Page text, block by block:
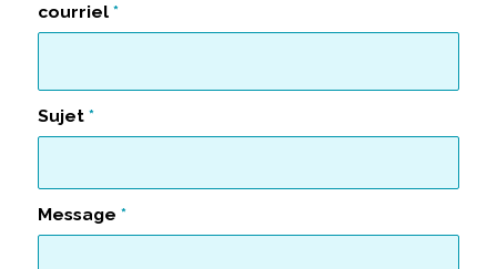
courriel *
Sujet *
Message *